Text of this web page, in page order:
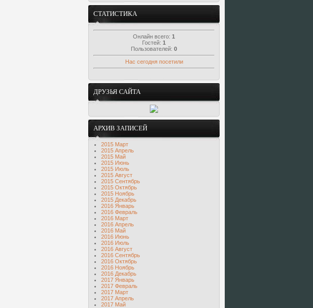
СТАТИСТИКА
Онлайн всего: 1
Гостей: 1
Пользователей: 0
Нас сегодня посетили
ДРУЗЬЯ САЙТА
АРХИВ ЗАПИСЕЙ
2015 Март
2015 Апрель
2015 Май
2015 Июнь
2015 Июль
2015 Август
2015 Сентябрь
2015 Октябрь
2015 Ноябрь
2015 Декабрь
2016 Январь
2016 Февраль
2016 Март
2016 Апрель
2016 Май
2016 Июнь
2016 Июль
2016 Август
2016 Сентябрь
2016 Октябрь
2016 Ноябрь
2016 Декабрь
2017 Январь
2017 Февраль
2017 Март
2017 Апрель
2017 Май